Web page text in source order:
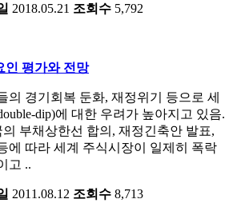
2018.05.21 조회수 5,792
인 평가와 전망
의 경기회복 둔화, 재정위기 등으로 세
dip)에 대한 우려가 높아지고 있음.
부채상한선 합의, 재정긴축안 발표,
에 따라 세계 주식시장이 일제히 폭락
고 ..
2011.08.12 조회수 8,713